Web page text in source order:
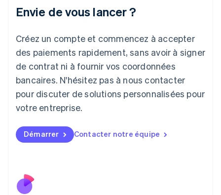
Envie de vous lancer ?
Créez un compte et commencez à accepter
des paiements rapidement, sans avoir à signer
de contrat ni à fournir vos coordonnées
bancaires. N'hésitez pas à nous contacter
pour discuter de solutions personnalisées pour
votre entreprise.
Démarrer Contacter notre équipe
English
Italie
Japon
日本語
Lettonie
English
Liechtenstein
DeutschEnglish
English
FrançaisDeutschEnglish
Malaisie
Mexique
Español